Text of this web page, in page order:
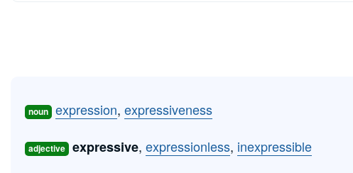
noun expression, expressiveness
adjective expressive, expressionless, inexpressible